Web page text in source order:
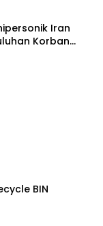
Iran
Korban
Terluka
BIN